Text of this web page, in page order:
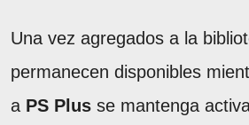
Una vez agregados a la
permanecen disponibles
a PS Plus se mantenga